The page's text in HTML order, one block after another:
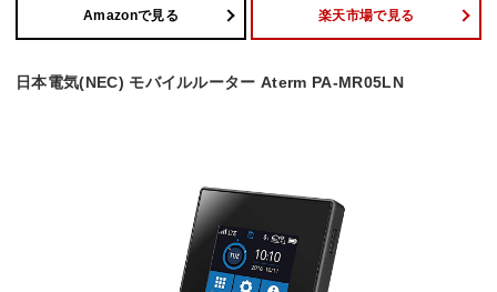
Amazonで見る 楽天市場で見る
日本電気(NEC) モバイルルーター Aterm PA-MR05LN